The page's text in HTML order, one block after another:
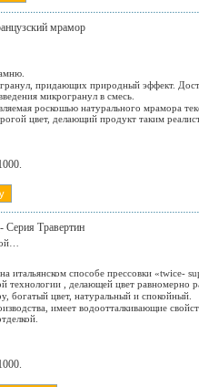
мрамор
придающих природный эффект.
микрогранул в смесь.
роскошью натурального мрамора
цвет, делающий продукт таким
- Серия Травертин
итальянском способе прессовки «twice-
технологии , делающей цвет равномерно
богатый цвет, натуральный и спокойный.
имеет водоотталкивающие